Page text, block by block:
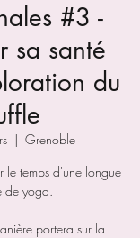
#3 -
sa santé
du
  |
Grenoble
temps d'une longue
de yoga.
portera sur la